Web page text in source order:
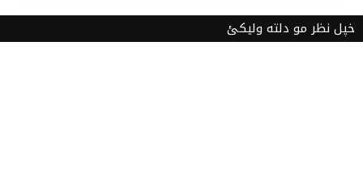
خپل نظر مو دلته ولیکئ